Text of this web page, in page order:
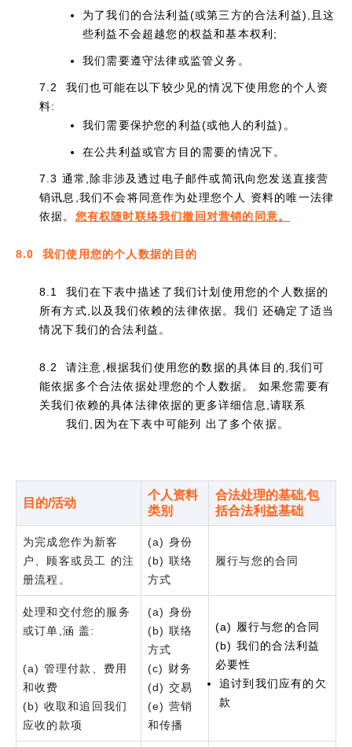
为了我们的合法利益(或第三方的合法利益),且这
些利益不会超越您的权益和基本权利;
我们需要遵守法律或监管义务。
7.2 我们也可能在以下较少见的情况下使用您的个人资
料:
我们需要保护您的利益(或他人的利益)。
在公共利益或官方目的需要的情况下。
7.3 通常,除非涉及透过电子邮件或简讯向您发送直接营
销讯息,我们不会将同意作为处理您个人 资料的唯一法律
依据。 您有权随时联络我们撤回对营销的同意。
8.0 我们使用您的个人数据的目的
8.1 我们在下表中描述了我们计划使用您的个人数据的
所有方式,以及我们依赖的法律依据。我们 还确定了适当
情况下我们的合法利益。
8.2 请注意,根据我们使用您的数据的具体目的,我们可
能依据多个合法依据处理您的个人数据。 如果您需要有
关我们依赖的具体法律依据的更多详细信息,请联系
我们,因为在下表中可能列 出了多个依据。
目的/活动
个人资料
类别
合法处理的基础,包
括合法利益基础
为完成您作为新客
户、顾客或员工 的注
册流程。
(a) 身份
(b) 联络
方式
履行与您的合同
处理和交付您的服务
或订单,涵 盖:
(a) 管理付款、费用
和收费
(b) 收取和追回我们
应收的款项
(a) 身份
(b) 联络
方式
(c) 财务
(d) 交易
(e) 营销
和传播
(a) 履行与您的合同
(b) 我们的合法利益
必要性
追讨到我们应有的欠
款